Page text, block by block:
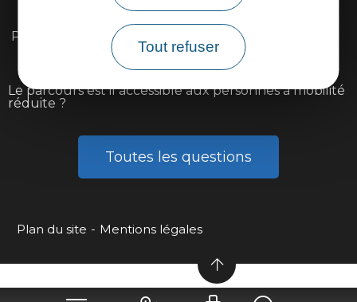
Tout refuser
Existe il une carte détaillée du parcours ?
Peut-on louer ou réparer son vélo sur l'itinéraire ?
Peut-on faire la Via Ardèche avec des enfants ?
Le parcours est il accessible aux personnes à mobilité
réduite ?
Toutes les questions
Plan du site Mentions légales